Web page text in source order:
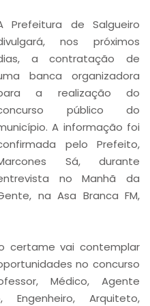
Prefeitura de Salgueiro
nos próximos
a contratação de
banca organizadora
a realização do
público do
A informação foi
pelo Prefeito,
Sá, durante
no Manhã da
na Asa Branca FM,
certame vai contemplar
no concurso
Médico, Agente
Engenheiro, Arquiteto,